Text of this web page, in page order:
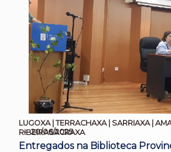
LUGOXA | TERRACHAXA | SARRIAXA |
RIBEIRASACRAXA
20/06/2025
Entregados na Biblioteca